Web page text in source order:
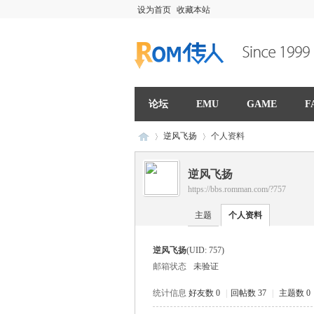
设为首页 收藏本站
论坛 EMU GAME
›
逆风飞扬
›
个人资料
逆风飞扬
https://bbs.romman.com/?757
主题 个人资料
逆风飞扬(UID: 757)
邮箱状态
未验证
统计信息 好友数 0 回帖数 37 主题数 0